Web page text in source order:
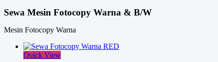
Sewa Mesin Fotocopy Warna & B/W
Mesin Fotocopy Warna
Quick View